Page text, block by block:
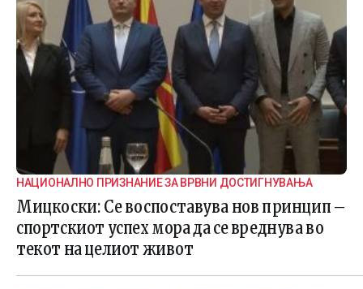
НАЦИОНАЛНО ПРИЗНАНИЕ ЗА ВРВНИ ДОСТИГНУВАЊА
Мицкоски: Се воспоставува нов принцип –
спортскиот успех мора да се вреднува во
текот на целиот живот